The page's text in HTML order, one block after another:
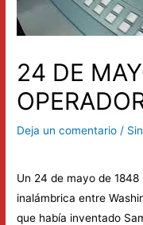
24 DE
Deja un comentario /
Un 24 de mayo de
inalámbrica entre
que había inventado